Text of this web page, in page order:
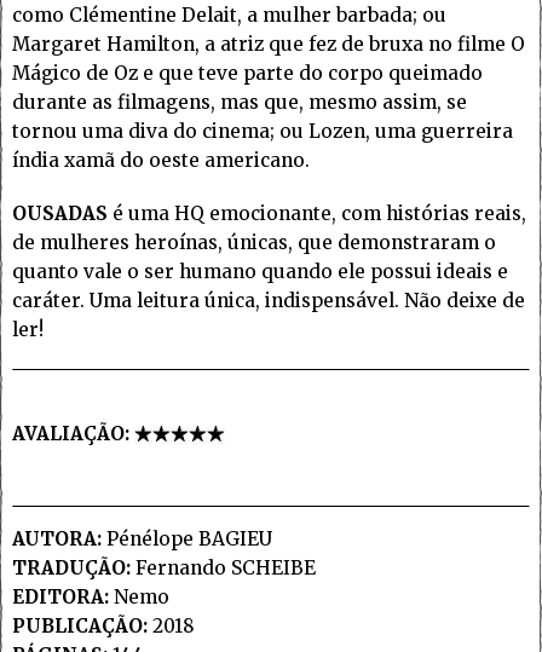
como Clémentine Delait, a mulher barbada; ou
Margaret Hamilton, a atriz que fez de bruxa no filme O
Mágico de Oz e que teve parte do corpo queimado
durante as filmagens, mas que, mesmo assim, se
tornou uma diva do cinema; ou Lozen, uma guerreira
índia xamã do oeste americano.
OUSADAS é uma HQ emocionante, com histórias reais,
de mulheres heroínas, únicas, que demonstraram o
quanto vale o ser humano quando ele possui ideais e
caráter. Uma leitura única, indispensável. Não deixe de
ler!
AVALIAÇÃO:
AUTORA: Pénélope BAGIEU
TRADUÇÃO: Fernando SCHEIBE
EDITORA: Nemo
PUBLICAÇÃO: 2018